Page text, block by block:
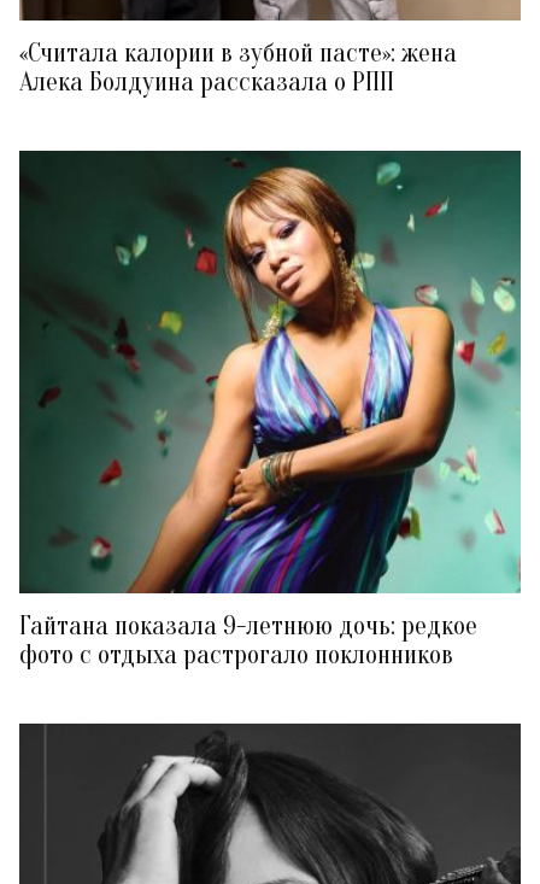
«Считала калории в зубной пасте»: жена
Алека Болдуина рассказала о РПП
Гайтана показала 9-летнюю дочь: редкое
фото с отдыха растрогало поклонников